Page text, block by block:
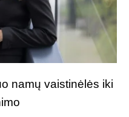
namų vaistinėlės iki